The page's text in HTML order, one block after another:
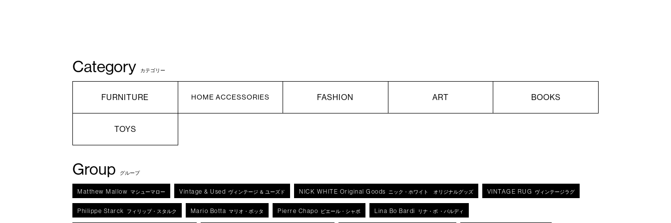
Category カテゴリー
FURNITURE HOME ACCESSORIES FASHION ART BOOKS
TOYS
Group グループ
Matthew Mallow マシューマロー Vintage & Used ヴィンテージ ＆ ユーズド NICK WHITE Original Goods ニック・ホワイト オリジナルグッズ VINTAGE RUG ヴィンテージラグ
Philippe Starck フィリップ・スタルク Mario Botta マリオ・ボッタ Pierre Chapo ピエール・シャポ Lina Bo Bardi リナ・ボ ・バルディ